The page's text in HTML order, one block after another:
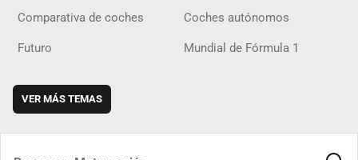
Comparativa de coches Coches autónomos
Futuro Mundial de Fórmula 1
VER MÁS TEMAS